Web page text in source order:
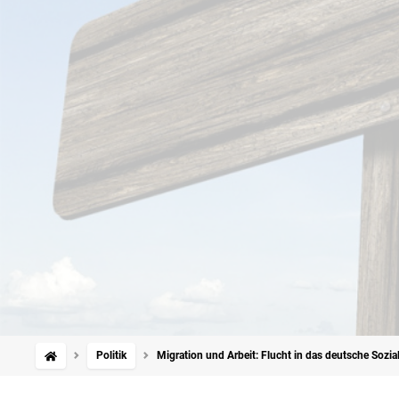
Politik Migration und Arbeit: Flucht in das deutsche